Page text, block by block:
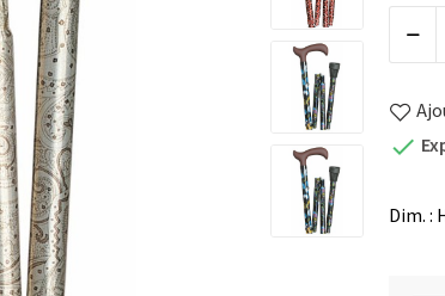

Dim. :